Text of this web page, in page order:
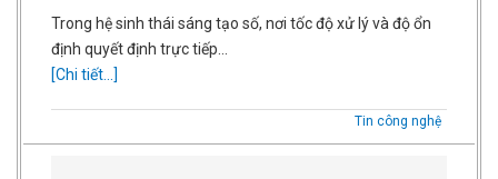
Trong hệ sinh thái sáng tạo số, nơi tốc độ xử lý và độ ổn
định quyết định trực tiếp…
[Chi tiết...]
Tin công nghệ